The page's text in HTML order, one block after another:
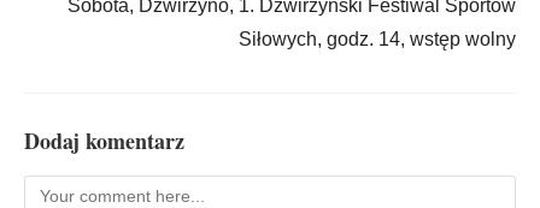
Sobota, Dźwirzyno, 1. Dźwirzyński Festiwal Sportów
Siłowych, godz. 14, wstęp wolny
Dodaj komentarz